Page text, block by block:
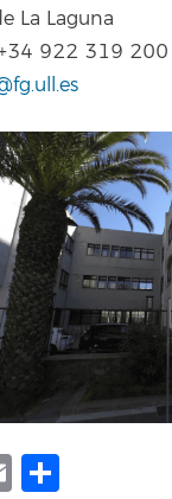
La Laguna
922 319 200
Email